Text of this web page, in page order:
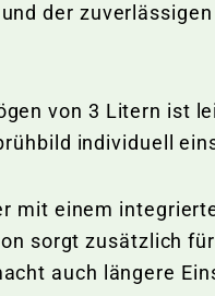
der
von 3 Litern ist
individuell
mit einem
sorgt zusätzlich
auch längere